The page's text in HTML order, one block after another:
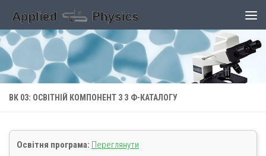
Skip to content
ВК 03: ОСВІТНІЙ КОМПОНЕНТ 3 З Ф-КАТАЛОГУ
Освітня програма: Переглянути